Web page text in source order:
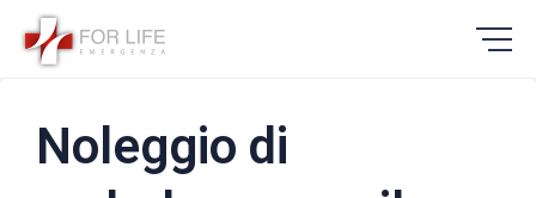
Noleggio di